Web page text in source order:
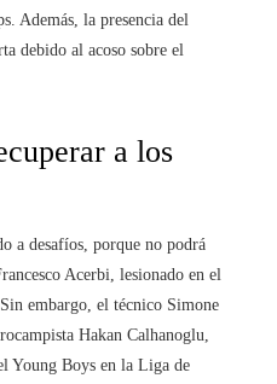
Además, la presencia del
debido al acoso sobre el
a los
a desafíos, porque no podrá
Acerbi, lesionado en el
embargo, el técnico Simone
Hakan Calhanoglu,
Young Boys en la Liga de